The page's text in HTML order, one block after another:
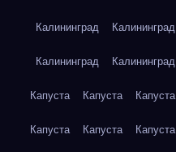
Калининград Калининград
Калининград Калининград
Капуста Капуста Капуста
Капуста Капуста Капуста